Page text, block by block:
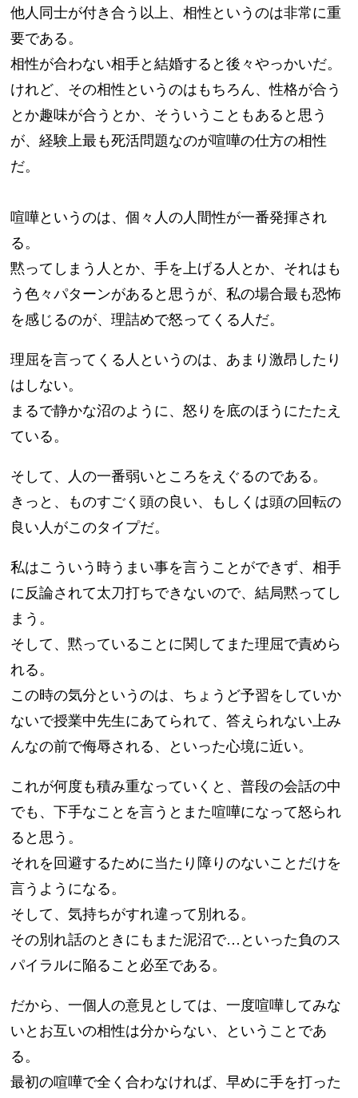
他人同士が付き合う以上、相性というのは非常に重
要である。
相性が合わない相手と結婚すると後々やっかいだ。
けれど、その相性というのはもちろん、性格が合う
とか趣味が合うとか、そういうこともあると思う
が、経験上最も死活問題なのが喧嘩の仕方の相性
だ。
喧嘩というのは、個々人の人間性が一番発揮され
る。
黙ってしまう人とか、手を上げる人とか、それはも
う色々パターンがあると思うが、私の場合最も恐怖
を感じるのが、理詰めで怒ってくる人だ。
理屈を言ってくる人というのは、あまり激昂したり
はしない。
まるで静かな沼のように、怒りを底のほうにたたえ
ている。
そして、人の一番弱いところをえぐるのである。
きっと、ものすごく頭の良い、もしくは頭の回転の
良い人がこのタイプだ。
私はこういう時うまい事を言うことができず、相手
に反論されて太刀打ちできないので、結局黙ってし
まう。
そして、黙っていることに関してまた理屈で責めら
れる。
この時の気分というのは、ちょうど予習をしていか
ないで授業中先生にあてられて、答えられない上み
んなの前で侮辱される、といった心境に近い。
これが何度も積み重なっていくと、普段の会話の中
でも、下手なことを言うとまた喧嘩になって怒られ
ると思う。
それを回避するために当たり障りのないことだけを
言うようになる。
そして、気持ちがすれ違って別れる。
その別れ話のときにもまた泥沼で…といった負のス
パイラルに陥ること必至である。
だから、一個人の意見としては、一度喧嘩してみな
いとお互いの相性は分からない、ということであ
る。
最初の喧嘩で全く合わなければ、早めに手を打った